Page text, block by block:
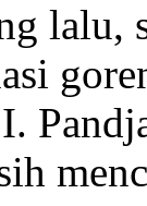
lalu,